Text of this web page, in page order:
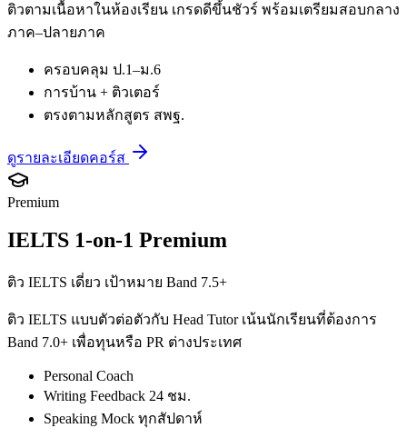
ติวตามเนื้อหาในห้องเรียน เกรดดีขึ้นชัวร์ พร้อมเตรียมสอบกลาง
ภาค–ปลายภาค
ครอบคลุม ป.1–ม.6
การบ้าน + ติวเตอร์
ตรงตามหลักสูตร สพฐ.
ดูรายละเอียดคอร์ส
Premium
IELTS 1-on-1 Premium
ติว IELTS เดี่ยว เป้าหมาย Band 7.5+
ติว IELTS แบบตัวต่อตัวกับ Head Tutor เน้นนักเรียนที่ต้องการ
Band 7.0+ เพื่อทุนหรือ PR ต่างประเทศ
Personal Coach
Writing Feedback 24 ชม.
Speaking Mock ทุกสัปดาห์